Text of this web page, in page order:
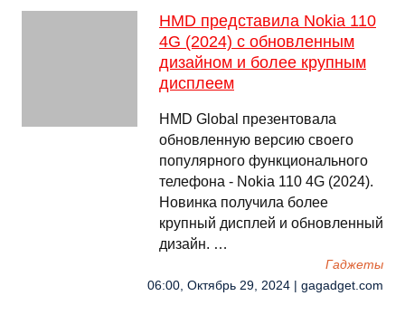
HMD представила Nokia 110
4G (2024) с обновленным
дизайном и более крупным
дисплеем
HMD Global презентовала
обновленную версию своего
популярного функционального
телефона - Nokia 110 4G (2024).
Новинка получила более
крупный дисплей и обновленный
дизайн. …
Гаджеты
06:00, Октябрь 29, 2024 | gagadget.com